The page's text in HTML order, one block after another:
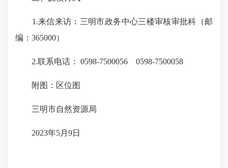
1.来信来访：三明市政务中心三楼审核审批科（邮
编：365000）
2.联系电话： 0598-7500056 0598-7500058
附图：区位图
三明市自然资源局
2023年5月9日